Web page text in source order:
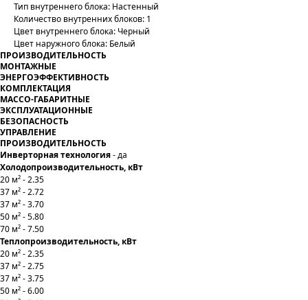
Тип внутреннего блока: Настенный
Количество внутренних блоков: 1
Цвет внутреннего блока: Черный
Цвет наружного блока: Белый
ПРОИЗВОДИТЕЛЬНОСТЬ
МОНТАЖНЫЕ
ЭНЕРГОЭФФЕКТИВНОСТЬ
КОМПЛЕКТАЦИЯ
МАССО-ГАБАРИТНЫЕ
ЭКСПЛУАТАЦИОННЫЕ
БЕЗОПАСНОСТЬ
УПРАВЛЕНИЕ
ПРОИЗВОДИТЕЛЬНОСТЬ
Инверторная технология- да
Холодопроизводительность, кВт
20 м² - 2.35
37 м² - 2.72
37 м² - 3.70
50 м² - 5.80
70 м² - 7.50
Теплопроизводительность, кВт
20 м² - 2.35
37 м² - 2.75
37 м² - 3.75
50 м² - 6.00